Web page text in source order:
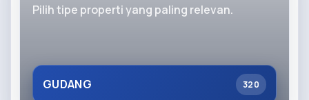
Pilih tipe properti yang paling relevan.
GUDANG 320